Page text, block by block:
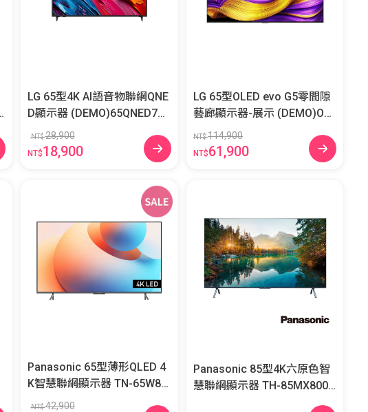
LG 65型4K AI語音物聯網QNE
D顯示器 (DEMO)65QNED70A
NT$28,900
NT$18,900
LG 65型OLED evo G5零間隙
藝廊顯示器-展示 (DEMO)OLE
D65G5PTA
NT$114,900
NT$61,900
Panasonic 65型薄形QLED 4
K智慧聯網顯示器 TN-65W85
AGT
NT$42,900
Panasonic 85型4K六原色智
慧聯網顯示器 TH-85MX800